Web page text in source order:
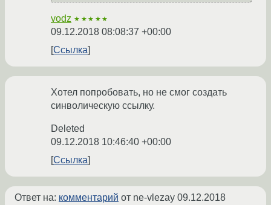
vodz ★★★★★
09.12.2018 08:08:37 +00:00
Ссылка
Хотел попробовать, но не смог создать
синволическую ссылку.
Deleted
09.12.2018 10:46:40 +00:00
Ссылка
Ответ на: комментарий от ne-vlezay 09.12.2018